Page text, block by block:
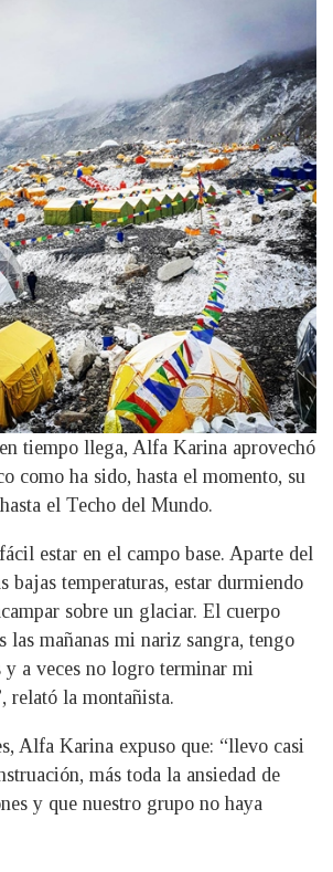
tiempo llega, Alfa Karina aprovechó
como ha sido, hasta el momento, su
el Techo del Mundo.
estar en el campo base. Aparte del
bajas temperaturas, estar durmiendo
sobre un glaciar. El cuerpo
las mañanas mi nariz sangra, tengo
y a veces no logro terminar mi
relató la montañista.
Alfa Karina expuso que: “llevo casi
más toda la ansiedad de
y que nuestro grupo no haya